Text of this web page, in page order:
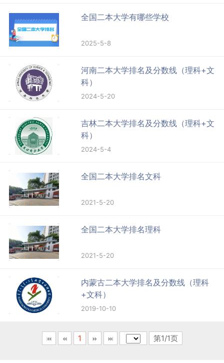
全国二本大学有哪些学校
2025-5-8
河南二本大学排名及分数线（理科+文
科）
2024-5-20
吉林二本大学排名及分数线（理科+文
科）
2024-5-4
全国二本大学排名文科
2021-5-20
全国二本大学排名理科
2021-5-20
内蒙古二本大学排名及分数线（理科
+文科）
2019-10-10
1 第1/1页